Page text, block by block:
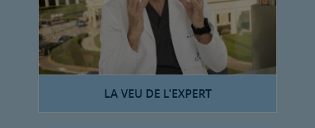
LA VEU DE L'EXPERT